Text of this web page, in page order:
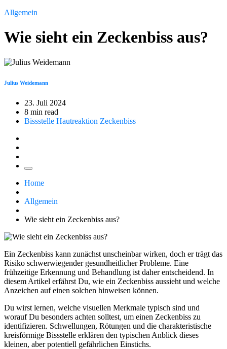
Allgemein
Wie sieht ein Zeckenbiss aus?
Julius Weidemann
23. Juli 2024
8 min read
Bissstelle Hautreaktion Zeckenbiss
Home
Allgemein
Wie sieht ein Zeckenbiss aus?
Ein Zeckenbiss kann zunächst unscheinbar wirken, doch er trägt das
Risiko schwerwiegender gesundheitlicher Probleme. Eine
frühzeitige Erkennung und Behandlung ist daher entscheidend. In
diesem Artikel erfährst Du, wie ein Zeckenbiss aussieht und welche
Anzeichen auf einen solchen hinweisen können.
Du wirst lernen, welche visuellen Merkmale typisch sind und
worauf Du besonders achten solltest, um einen Zeckenbiss zu
identifizieren. Schwellungen, Rötungen und die charakteristische
kreisförmige Bissstelle erklären den typischen Anblick dieses
kleinen, aber potentiell gefährlichen Einstichs.